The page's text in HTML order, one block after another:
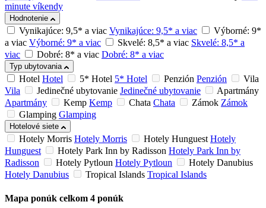
minute víkendy
Hodnotenie
Vynikajúce: 9,5* a viac Vynikajúce: 9,5* a viac
Výborné: 9*
a viac Výborné: 9* a viac Skvelé: 8,5* a viac Skvelé: 8,5* a
viac
Dobré: 8* a viac Dobré: 8* a viac
Typ ubytovania
Hotel Hotel 5* Hotel 5* Hotel Penzión Penzión
Vila
Vila
Jedinečné ubytovanie Jedinečné ubytovanie
Apartmány
Apartmány
Kemp Kemp Chata Chata Zámok Zámok
Glamping Glamping
Hotelové siete
Hotely Morris Hotely Morris Hotely Hunguest Hotely
Hunguest
Hotely Park Inn by Radisson Hotely Park Inn by
Radisson
Hotely Pytloun Hotely Pytloun
Hotely Danubius
Hotely Danubius
Tropical Islands Tropical Islands
Mapa ponúk celkom 4 ponúk